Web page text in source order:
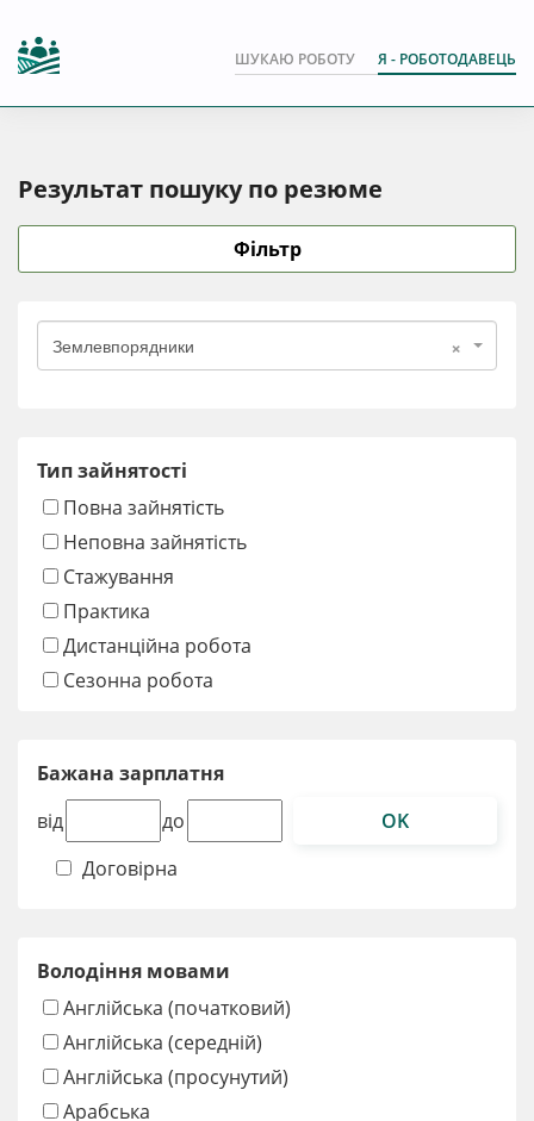
ШУКАЮ РОБОТУ Я - РОБОТОДАВЕЦЬ
Результат пошуку по резюме
Фільтр
×
Землевпорядники
Тип зайнятості
Повна зайнятість
Неповна зайнятість
Стажування
Практика
Дистанційна робота
Сезонна робота
Бажана зарплатня
від
до
OK
Договірна
Володіння мовами
Англійська (початковий)
Англійська (середній)
Англійська (просунутий)
Арабська